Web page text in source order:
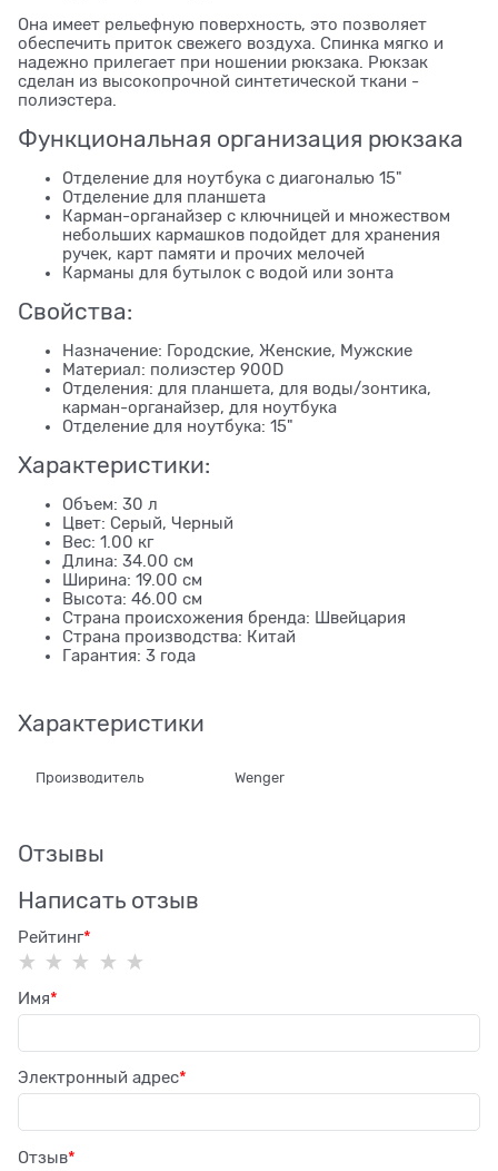
Она имеет рельефную поверхность, это позволяет
обеспечить приток свежего воздуха. Спинка мягко и
надежно прилегает при ношении рюкзака. Рюкзак
сделан из высокопрочной синтетической ткани -
полиэстера.
Функциональная организация рюкзака
Отделение для ноутбука с диагональю 15"
Отделение для планшета
Карман-органайзер с ключницей и множеством
небольших кармашков подойдет для хранения
ручек, карт памяти и прочих мелочей
Карманы для бутылок с водой или зонта
Свойства:
Назначение: Городские, Женские, Мужские
Материал: полиэстер 900D
Отделения: для планшета, для воды/зонтика,
карман-органайзер, для ноутбука
Отделение для ноутбука: 15"
Характеристики:
Объем: 30 л
Цвет: Серый, Черный
Вес: 1.00 кг
Длина: 34.00 см
Ширина: 19.00 см
Высота: 46.00 см
Страна происхожения бренда: Швейцария
Страна производства: Китай
Гарантия: 3 года
Характеристики
Производитель Wenger
Отзывы
Написать отзыв
Рейтинг
Имя
Электронный адрес
Отзыв